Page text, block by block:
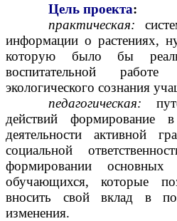
Цель проекта:
практическая:
информации о растениях,
которую было бы
воспитательной
экологического сознания
педагогическая:
действий формирование
деятельности активной
социальной
формировании основных
обучающихся, которые
вносить свой вклад в
изменения.